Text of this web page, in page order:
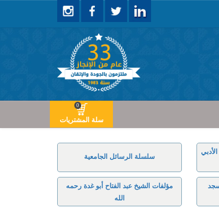
سلة المشتريات
0
سلسلة الرسائل الجامعية
مؤلفات الشيخ عبد الفتاح أبو غدة رحمه
الله